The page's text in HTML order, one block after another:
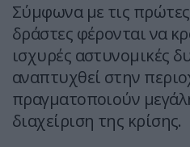
Σύμφωνα με τις
δράστες φέρονται να
ισχυρές αστυνομικές
αναπτυχθεί στην
πραγματοποιούν
διαχείριση της κρίσης.